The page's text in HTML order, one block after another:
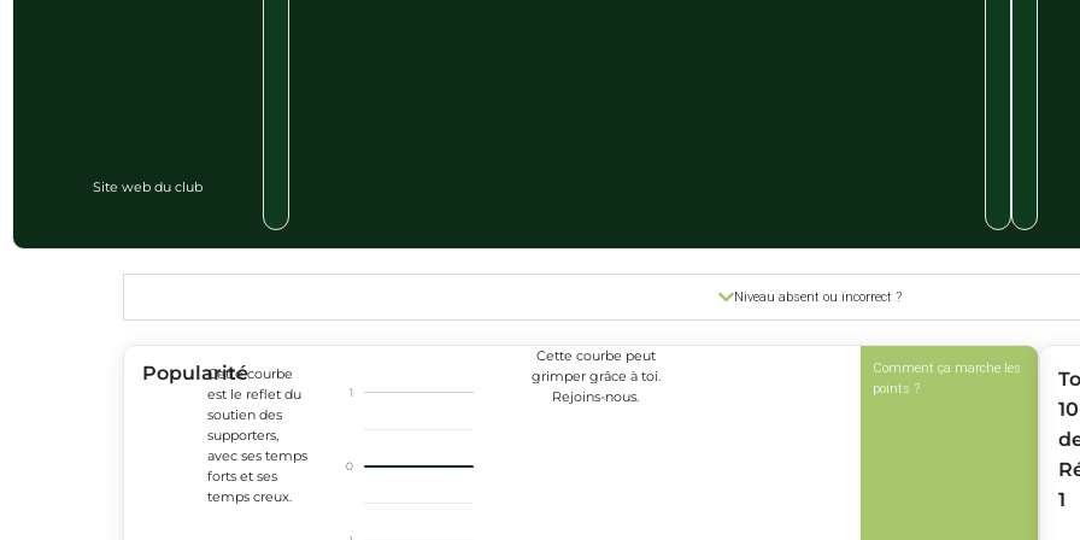
Site web du club
Niveau absent ou incorrect ?
PopularitéCette courbe
est le reflet du
soutien des
supporters,
avec ses temps
forts et ses
temps creux.
0
1
Cette courbe peut
grimper grâce à toi.
Rejoins-nous.
Comment ça marche les
points ?
10
1